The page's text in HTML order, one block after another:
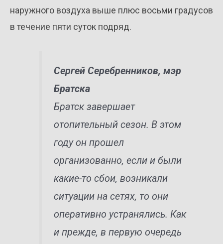
наружного воздуха выше плюс восьми градусов
в течение пяти суток подряд.
Сергей Серебренников, мэр
Братска
Братск завершает
отопительный сезон. В этом
году он прошел
организованно, если и были
какие-то сбои, возникали
ситуации на сетях, то они
оперативно устранялись. Как
и прежде, в первую очередь